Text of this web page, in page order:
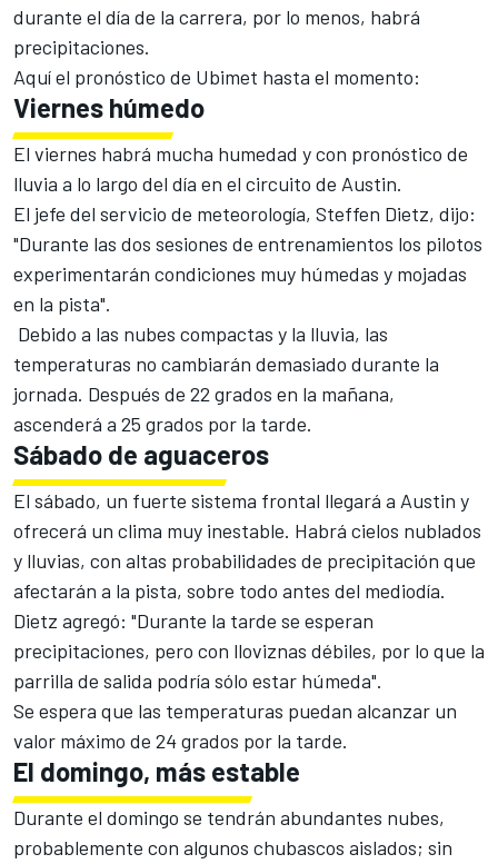
durante el día de la carrera, por lo menos, habrá
precipitaciones.
Aquí el pronóstico de Ubimet hasta el momento:
Viernes húmedo
El viernes habrá mucha humedad y con pronóstico de
lluvia a lo largo del día en el circuito de Austin.
El jefe del servicio de meteorología, Steffen Dietz, dijo:
"Durante las dos sesiones de entrenamientos los pilotos
experimentarán condiciones muy húmedas y mojadas
en la pista".
Debido a las nubes compactas y la lluvia, las
temperaturas no cambiarán demasiado durante la
jornada. Después de 22 grados en la mañana,
ascenderá a 25 grados por la tarde.
Sábado de aguaceros
El sábado, un fuerte sistema frontal llegará a Austin y
ofrecerá un clima muy inestable. Habrá cielos nublados
y lluvias, con altas probabilidades de precipitación que
afectarán a la pista, sobre todo antes del mediodía.
Dietz agregó: "Durante la tarde se esperan
precipitaciones, pero con lloviznas débiles, por lo que la
parrilla de salida podría sólo estar húmeda".
Se espera que las temperaturas puedan alcanzar un
valor máximo de 24 grados por la tarde.
El domingo, más estable
Durante el domingo se tendrán abundantes nubes,
probablemente con algunos chubascos aislados; sin